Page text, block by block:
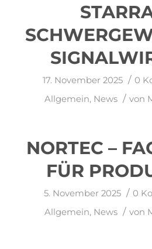
17. November 2025 / 0
Allgemein, News / von
NORTEC –
FÜR
5. November 2025 / 0
Allgemein, News / von